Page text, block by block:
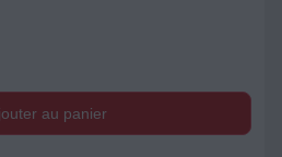
au panier